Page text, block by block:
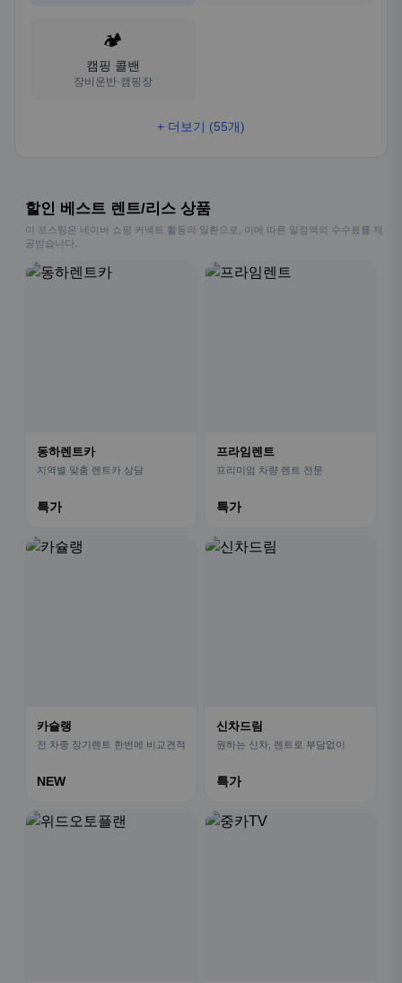
🏕️
캠핑 콜밴
장비운반·캠핑장
+ 더보기 (55개)
할인 베스트 렌트/리스 상품
이 포스팅은 네이버 쇼핑 커넥트 활동의 일환으로, 이에 따른 일정액의 수수료를 제
공받습니다.
동하렌트카
지역별 맞춤 렌트카 상담
특가
프라임렌트
프리미엄 차량 렌트 전문
특가
카슐랭
전 차종 장기렌트 한번에 비교견적
NEW
신차드림
원하는 신차, 렌트로 부담없이
특가